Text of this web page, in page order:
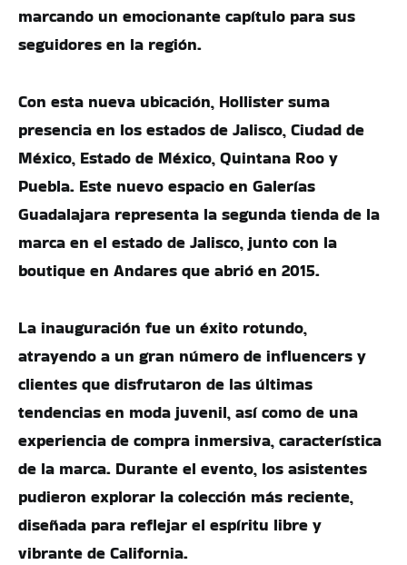
marcando un emocionante capítulo para sus
seguidores en la región.
Con esta nueva ubicación, Hollister suma
presencia en los estados de Jalisco, Ciudad de
México, Estado de México, Quintana Roo y
Puebla. Este nuevo espacio en Galerías
Guadalajara representa la segunda tienda de la
marca en el estado de Jalisco, junto con la
boutique en Andares que abrió en 2015.
La inauguración fue un éxito rotundo,
atrayendo a un gran número de influencers y
clientes que disfrutaron de las últimas
tendencias en moda juvenil, así como de una
experiencia de compra inmersiva, característica
de la marca. Durante el evento, los asistentes
pudieron explorar la colección más reciente,
diseñada para reflejar el espíritu libre y
vibrante de California.